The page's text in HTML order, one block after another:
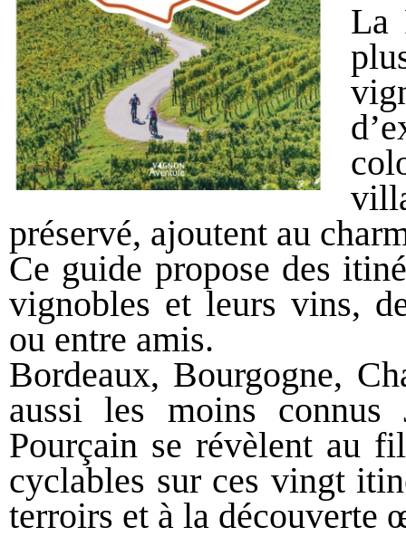
La
préservé, ajoutent au
Ce guide propose des
vignobles et leurs vins,
ou entre amis.
Bordeaux, Bourgogne,
aussi les moins connus
Pourçain se révèlent au
cyclables sur ces vingt
terroirs et à la découverte